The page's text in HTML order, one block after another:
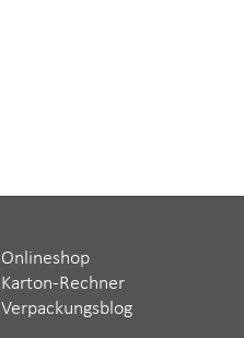
Onlineshop
Karton-Rechner
Verpackungsblog